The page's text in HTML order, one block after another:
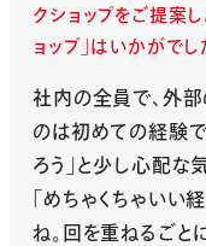
クショップをご提案
ョップ」はいかがでし
社内の全員で、外部
のは初めての経験で
ろう」と少し心配な
「めちゃくちゃいい
ね。回を重ねるごと